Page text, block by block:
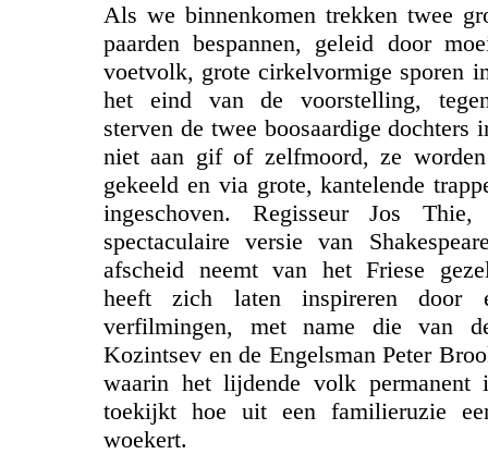
Als we binnenkomen trekken twee
paarden bespannen, geleid door
voetvolk, grote cirkelvormige sporen
het eind van de voorstelling,
sterven de twee boosaardige dochters
niet aan gif of zelfmoord, ze
gekeeld en via grote, kantelende
ingeschoven. Regisseur Jos
spectaculaire versie van
afscheid neemt van het Friese
heeft zich laten inspireren door
verfilmingen, met name die van
Kozintsev en de Engelsman Peter
waarin het lijdende volk permanent
toekijkt hoe uit een familieruzie
woekert.